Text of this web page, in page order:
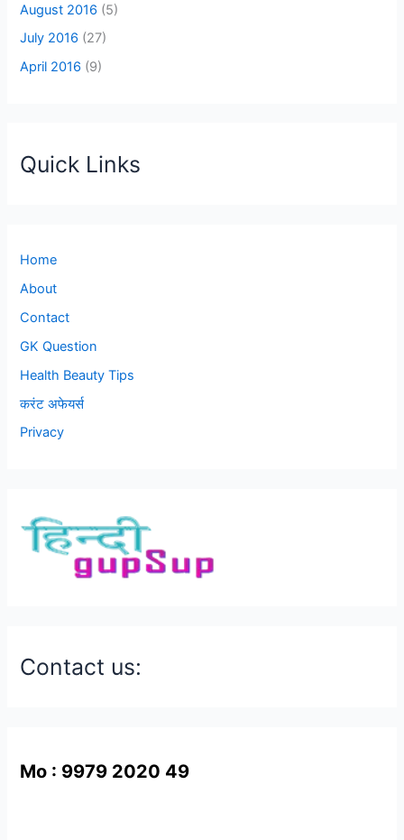
August 2016 (5)
July 2016 (27)
April 2016 (9)
Quick Links
Home
About
Contact
GK Question
Health Beauty Tips
करंट अफेयर्स
Privacy
Contact us:
Mo : 9979 2020 49